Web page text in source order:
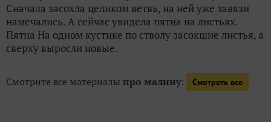
Сначала засохла целиком ветвь, на ней уже завязи
намечались. А сейчас увидела пятна на листьях.
Пятна На одном кустике по стволу засохшие листья, а
сверху выросли новые.
Смотрите все материалы про малину: Смотреть все